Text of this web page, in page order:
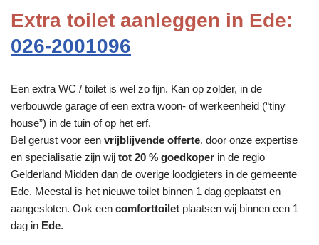
Extra toilet aanleggen in Ede:
026-2001096
Een extra WC / toilet is wel zo fijn. Kan op zolder, in de
verbouwde garage of een extra woon- of werkeenheid (“tiny
house”) in de tuin of op het erf.
Bel gerust voor een vrijblijvende offerte, door onze expertise
en specialisatie zijn wij tot 20 % goedkoper in de regio
Gelderland Midden dan de overige loodgieters in de gemeente
Ede. Meestal is het nieuwe toilet binnen 1 dag geplaatst en
aangesloten. Ook een comforttoilet plaatsen wij binnen een 1
dag in Ede.